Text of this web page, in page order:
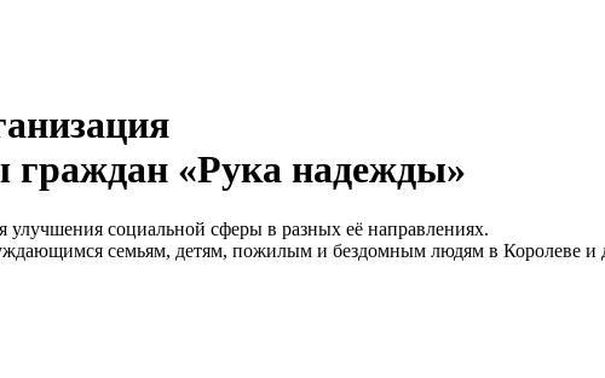
граждан «Рука надежды»
социальной сферы в разных её направлениях.
семьям, детям, пожилым и бездомным людям в Королеве и